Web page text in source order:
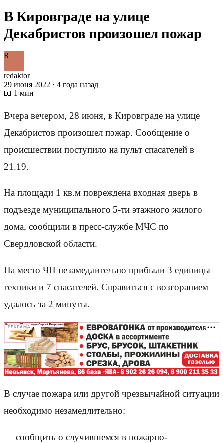
В Кировграде на улице
Декабристов произошел пожар
R
redaktor
29 июня 2022 · 4 года назад
📖 1 мин
Вчера вечером, 28 июня, в Кировграде на улице
Декабристов произошел пожар. Сообщение о
происшествии поступило на пульт спасателей в
21.19.
На площади 1 кв.м повреждена входная дверь в
подъезде муниципального 5-ти этажного жилого
дома, сообщили в пресс-службе МЧС по
Свердловской области.
На место ЧП незамедлительно прибыли 3 единицы
техники и 7 спасателей. Справиться с возгоранием
удалось за 2 минуты.
РЕКЛАМА
В случае пожара или другой чрезвычайной ситуации
необходимо незамедлительно:
— сообщить о случившемся в пожарно-